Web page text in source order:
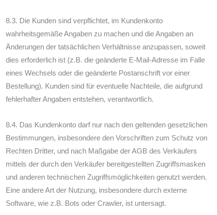
8.3. Die Kunden sind verpflichtet, im Kundenkonto
wahrheitsgemäße Angaben zu machen und die Angaben an
Änderungen der tatsächlichen Verhältnisse anzupassen, soweit
dies erforderlich ist (z.B. die geänderte E-Mail-Adresse im Falle
eines Wechsels oder die geänderte Postanschrift vor einer
Bestellung). Kunden sind für eventuelle Nachteile, die aufgrund
fehlerhafter Angaben entstehen, verantwortlich.
8.4. Das Kundenkonto darf nur nach den geltenden gesetzlichen
Bestimmungen, insbesondere den Vorschriften zum Schutz von
Rechten Dritter, und nach Maßgabe der AGB des Verkäufers
mittels der durch den Verkäufer bereitgestellten Zugriffsmasken
und anderen technischen Zugriffsmöglichkeiten genutzt werden.
Eine andere Art der Nutzung, insbesondere durch externe
Software, wie z.B. Bots oder Crawler, ist untersagt.